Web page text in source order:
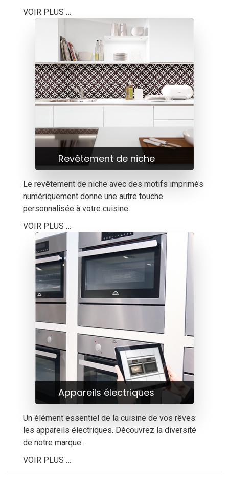
VOIR PLUS …
Revêtement de niche
Le revêtement de niche avec des motifs imprimés
numériquement donne une autre touche
personnalisée à votre cuisine.
VOIR PLUS …
Appareils électriques
Un élément essentiel de la cuisine de vos rêves:
les appareils électriques. Découvrez la diversité
de notre marque.
VOIR PLUS …